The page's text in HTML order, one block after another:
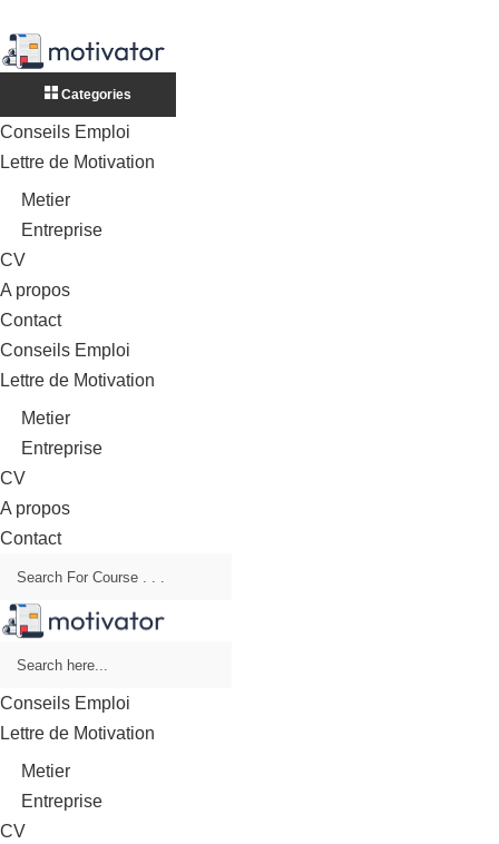
Categories
Conseils Emploi
Lettre de Motivation
Metier
Entreprise
CV
A propos
Contact
Conseils Emploi
Lettre de Motivation
Metier
Entreprise
CV
A propos
Contact
Conseils Emploi
Lettre de Motivation
Metier
Entreprise
CV